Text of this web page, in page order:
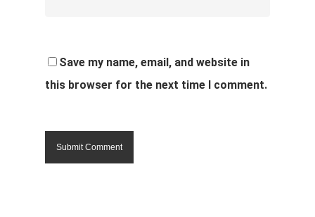
Save my name, email, and website in
this browser for the next time I comment.